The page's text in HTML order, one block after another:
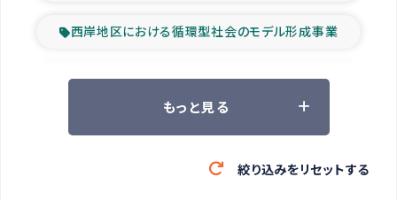
西岸地区における循環型社会のモデル形成事業
ツアー参加者の声
緊急救援の時代
もっと見る
絞り込みをリセットする